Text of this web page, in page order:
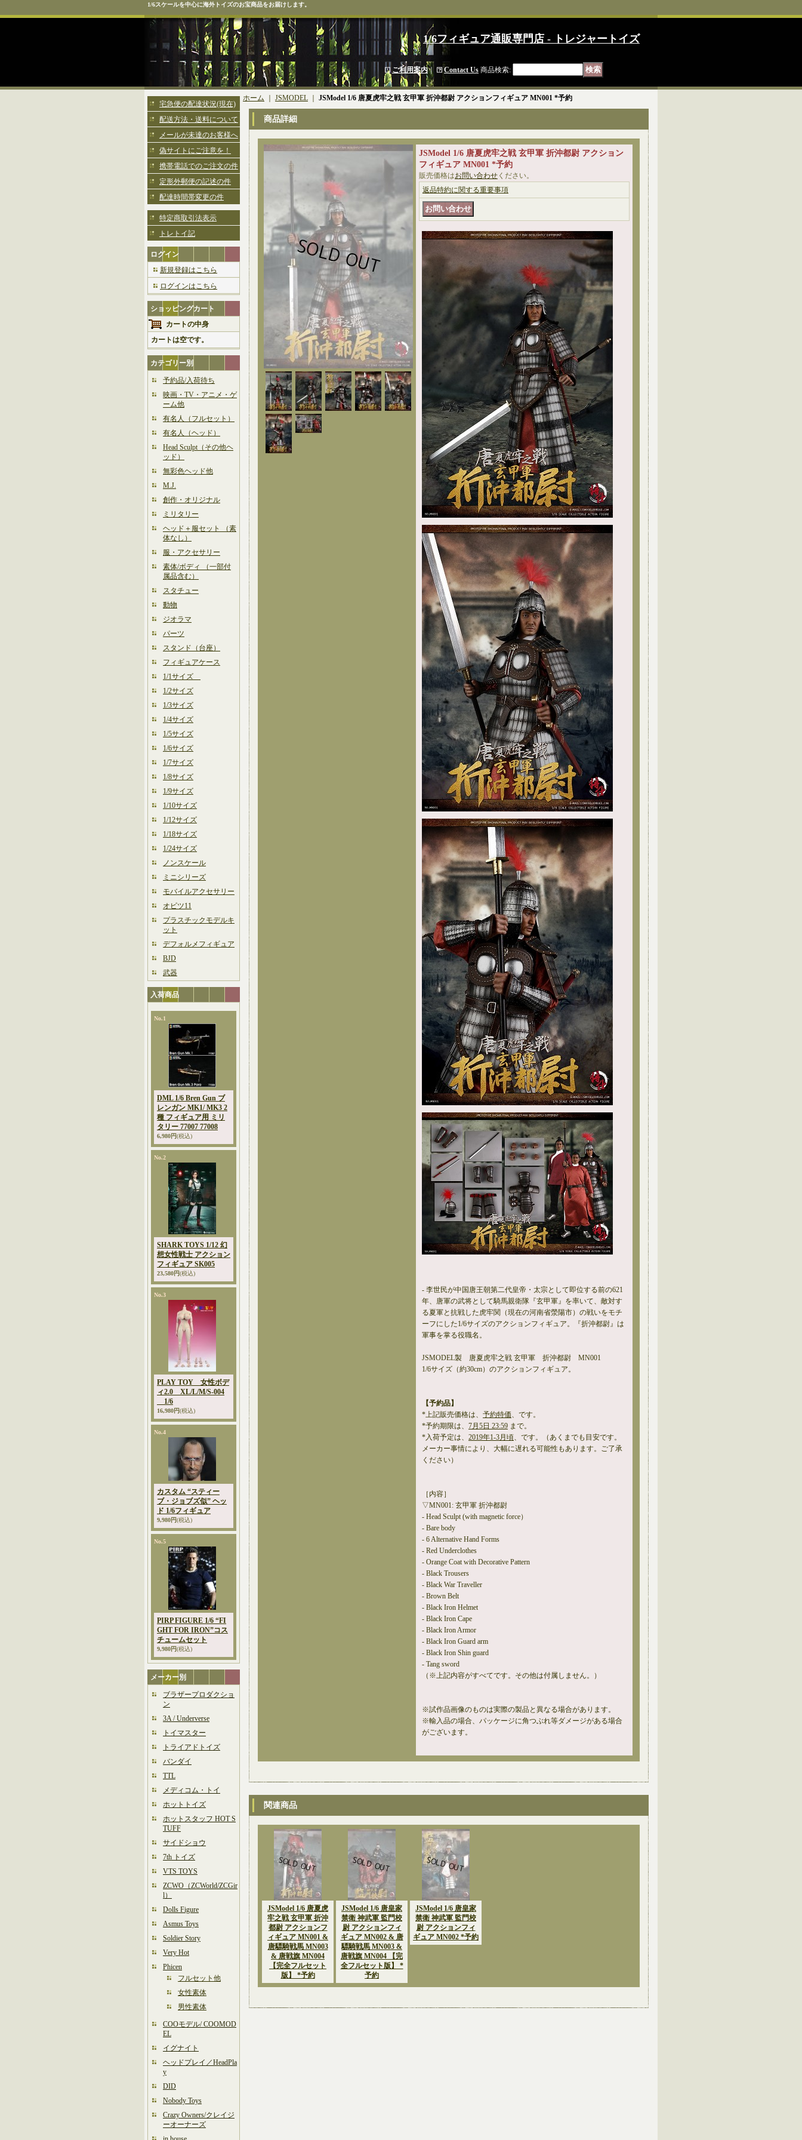
1/6スケールを中心に海外トイズのお宝商品をお届けします。
1/6フィギュア通販専門店 - トレジャートイズ
ご利用案内｜ Contact Us 商品検索:
宅急便の配達状況(現在)
配送方法・送料について
メールが未達のお客様へ
偽サイトにご注意を！
携帯電話でのご注文の件
定形外郵便の記述の件
配達時間帯変更の件
特定商取引法表示
トレトイ記
ログイン
新規登録はこちら
ログインはこちら
ショッピングカート
カートの中身
カートは空です。
カテゴリー別
予約品/入荷待ち
映画・TV・アニメ・ゲ
ーム他
有名人（フルセット）
有名人（ヘッド）
Head Sculpt（その他ヘ
ッド）
無彩色ヘッド他
M.J.
創作・オリジナル
ミリタリー
ヘッド＋服セット （素
体なし）
服・アクセサリー
素体/ボディ （一部付
属品含む）
スタチュー
動物
ジオラマ
パーツ
スタンド（台座）
フィギュアケース
1/1サイズ
1/2サイズ
1/3サイズ
1/4サイズ
1/5サイズ
1/6サイズ
1/7サイズ
1/8サイズ
1/9サイズ
1/10サイズ
1/12サイズ
1/18サイズ
1/24サイズ
ノンスケール
ミニシリーズ
モバイルアクセサリー
オビツ11
プラスチックモデルキ
ット
デフォルメフィギュア
BJD
武器
入荷商品
No.1
DML 1/6 Bren Gun ブ
レンガン MK1/ MK3 2
種 フィギュア用 ミリ
タリー 77007 77008
6,980円(税込)
No.2
SHARK TOYS 1/12 幻
想女性戦士 アクション
フィギュア SK005
23,580円(税込)
No.3
PLAY TOY 女性ボデ
ィ2.0 XL/L/M/S-004
1/6
16,980円(税込)
No.4
カスタム “スティー
ブ・ジョブズ似” ヘッ
ド 1/6フィギュア
9,980円(税込)
No.5
PIRP FIGURE 1/6 “FI
GHT FOR IRON”コス
チュームセット
9,980円(税込)
メーカー別
ブラザープロダクショ
ン
3A / Underverse
トイマスター
トライアドトイズ
バンダイ
TTL
メディコム・トイ
ホットトイズ
ホットスタッフ HOT S
TUFF
サイドショウ
7th トイズ
VTS TOYS
ZCWO（ZCWorld/ZCGir
l）
Dolls Figure
Asmus Toys
Soldier Story
Very Hot
Phicen
フルセット他
女性素体
男性素体
COOモデル/ COOMOD
EL
イグナイト
ヘッドプレイ／HeadPla
y
DID
Nobody Toys
Crazy Owners/クレイジ
ーオーナーズ
ホーム JSMODEL JSModel 1/6 唐夏虎牢之戦 玄甲軍 折沖都尉 アクションフィギュア MN001 *予約
商品詳細
JSModel 1/6 唐夏虎牢之戦 玄甲軍 折沖都尉 アクション
フィギュア MN001 *予約
販売価格はお問い合わせ ください。
返品特約に関する重要事項
- 李世民が中国唐王朝第二代皇帝・太宗として即位する前の621
年、唐軍の武将として騎馬親衛隊『玄甲軍』を率いて、敵対す
る夏軍と抗戦した虎牢関（現在の河南省滎陽市）の戦いをモチ
ーフにした1/6サイズのアクションフィギュア。『折沖都尉』は
軍事を掌る役職名。
JSMODEL製 唐夏虎牢之戦 玄甲軍 折沖都尉 MN001
1/6サイズ（約30cm）のアクションフィギュア。
【予約品】
*上記販売価格は、 予約特価、です。
*予約期限は、 7月5日 23:59 まで。
*入荷予定は、 2019年1-3月頃、です。（あくまでも目安です。
メーカー事情により、大幅に遅れる可能性もあります。ご了承
ください）
［内容］
▽MN001: 玄甲軍 折沖都尉
- Head Sculpt (with magnetic force）
- Bare body
- 6 Alternative Hand Forms
- Red Underclothes
- Orange Coat with Decorative Pattern
- Black Trousers
- Black War Traveller
- Brown Belt
- Black Iron Helmet
- Black Iron Cape
- Black Iron Armor
- Black Iron Guard arm
- Black Iron Shin guard
- Tang sword
（※上記内容がすべてです。その他は付属しません。）
※試作品画像のものは実際の製品と異なる場合があります。
※輸入品の場合、パッケージに角つぶれ等ダメージがある場合
がございます。
関連商品
JSModel 1/6 唐夏虎
牢之戦 玄甲軍 折沖
都尉 アクションフ
ィギュア MN001 &
唐驃騎戦馬 MN003
& 唐戦旗 MN004
【完全フルセット
版】 *予約
JSModel 1/6 唐皇家
禁衛 神武軍 監門校
尉 アクションフィ
ギュア MN002 & 唐
驃騎戦馬 MN003 &
唐戦旗 MN004 【完
全フルセット版】 *
予約
JSModel 1/6 唐皇家
禁衛 神武軍 監門校
尉 アクションフィ
ギュア MN002 *予約